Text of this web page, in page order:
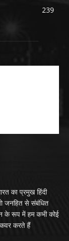
239
का प्रमुख हिंदी
जनहित से संबंधित
के रूप में हम कभी कोई
कवर करते हैं